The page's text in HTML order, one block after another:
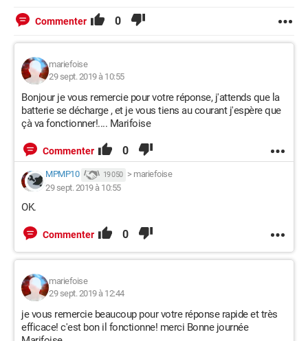
Commenter 0
mariefoise
29 sept. 2019 à 10:55
Bonjour je vous remercie pour votre réponse, j'attends que la
batterie se décharge , et je vous tiens au courant j'espère que
çà va fonctionner!.... Marifoise
Commenter 0
MPMP10 19 050 > mariefoise
29 sept. 2019 à 10:55
OK.
Commenter 0
mariefoise
29 sept. 2019 à 12:44
je vous remercie beaucoup pour votre réponse rapide et très
efficace! c'est bon il fonctionne! merci Bonne journée